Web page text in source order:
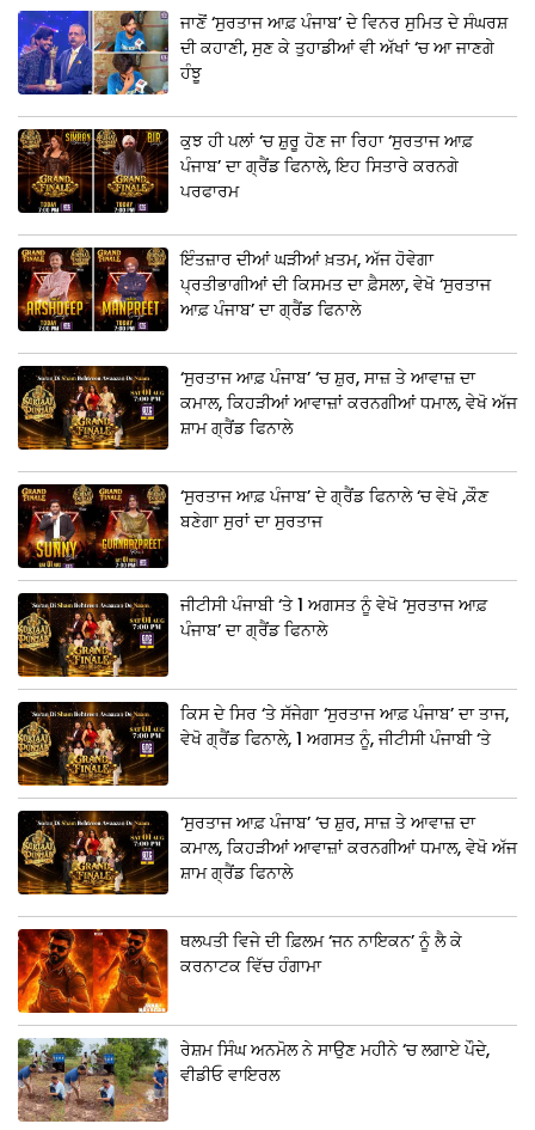
ਜਾਣੋਂ ‘ਸੁਰਤਾਜ ਆਫ਼ ਪੰਜਾਬ’ ਦੇ ਵਿਨਰ ਸੁਮਿਤ ਦੇ ਸੰਘਰਸ਼
ਦੀ ਕਹਾਣੀ, ਸੁਣ ਕੇ ਤੁਹਾਡੀਆਂ ਵੀ ਅੱਖਾਂ ‘ਚ ਆ ਜਾਣਗੇ
ਹੰਝੂ
ਕੁਝ ਹੀ ਪਲਾਂ ‘ਚ ਸ਼ੁਰੂ ਹੋਣ ਜਾ ਰਿਹਾ ‘ਸੁਰਤਾਜ ਆਫ਼
ਪੰਜਾਬ’ ਦਾ ਗ੍ਰੈਂਡ ਫਿਨਾਲੇ, ਇਹ ਸਿਤਾਰੇ ਕਰਨਗੇ
ਪਰਫਾਰਮ
ਇੰਤਜ਼ਾਰ ਦੀਆਂ ਘੜੀਆਂ ਖ਼ਤਮ, ਅੱਜ ਹੋਵੇਗਾ
ਪ੍ਰਤੀਭਾਗੀਆਂ ਦੀ ਕਿਸਮਤ ਦਾ ਫ਼ੈਸਲਾ, ਵੇਖੋ ‘ਸੁਰਤਾਜ
ਆਫ਼ ਪੰਜਾਬ’ ਦਾ ਗ੍ਰੈਂਡ ਫਿਨਾਲੇ
‘ਸੁਰਤਾਜ ਆਫ਼ ਪੰਜਾਬ’ ‘ਚ ਸ਼ੁਰ, ਸਾਜ਼ ਤੇ ਆਵਾਜ਼ ਦਾ
ਕਮਾਲ, ਕਿਹੜੀਆਂ ਆਵਾਜ਼ਾਂ ਕਰਨਗੀਆਂ ਧਮਾਲ, ਵੇਖੋ ਅੱਜ
ਸ਼ਾਮ ਗ੍ਰੈਂਡ ਫਿਨਾਲੇ
‘ਸੁਰਤਾਜ ਆਫ਼ ਪੰਜਾਬ’ ਦੇ ਗ੍ਰੈਂਡ ਫਿਨਾਲੇ ‘ਚ ਵੇਖੋ ,ਕੌਣ
ਬਣੇਗਾ ਸੁਰਾਂ ਦਾ ਸੁਰਤਾਜ
ਜੀਟੀਸੀ ਪੰਜਾਬੀ ‘ਤੇ 1 ਅਗਸਤ ਨੂੰ ਵੇਖੋ ‘ਸੁਰਤਾਜ ਆਫ਼
ਪੰਜਾਬ’ ਦਾ ਗ੍ਰੈਂਡ ਫਿਨਾਲੇ
ਕਿਸ ਦੇ ਸਿਰ ‘ਤੇ ਸੱਜੇਗਾ ‘ਸੁਰਤਾਜ ਆਫ਼ ਪੰਜਾਬ’ ਦਾ ਤਾਜ,
ਵੇਖੋ ਗ੍ਰੈਂਡ ਫਿਨਾਲੇ, 1 ਅਗਸਤ ਨੂੰ, ਜੀਟੀਸੀ ਪੰਜਾਬੀ ‘ਤੇ
‘ਸੁਰਤਾਜ ਆਫ਼ ਪੰਜਾਬ’ ‘ਚ ਸ਼ੁਰ, ਸਾਜ਼ ਤੇ ਆਵਾਜ਼ ਦਾ
ਕਮਾਲ, ਕਿਹੜੀਆਂ ਆਵਾਜ਼ਾਂ ਕਰਨਗੀਆਂ ਧਮਾਲ, ਵੇਖੋ ਅੱਜ
ਸ਼ਾਮ ਗ੍ਰੈਂਡ ਫਿਨਾਲੇ
ਥਲਪਤੀ ਵਿਜੇ ਦੀ ਫ਼ਿਲਮ ‘ਜਨ ਨਾਇਕਨ’ ਨੂੰ ਲੈ ਕੇ
ਕਰਨਾਟਕ ਵਿੱਚ ਹੰਗਾਮਾ
ਰੇਸ਼ਮ ਸਿੰਘ ਅਨਮੋਲ ਨੇ ਸਾਉਣ ਮਹੀਨੇ ‘ਚ ਲਗਾਏ ਪੌਦੇ,
ਵੀਡੀਓ ਵਾਇਰਲ